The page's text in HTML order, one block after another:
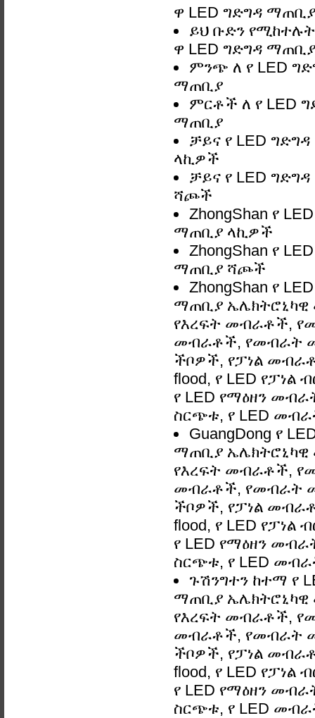
ዋ LED ግድግዳ
ይህ ቡድን
ዋ LED ግድግዳ ማጠቢያ
ምንጭ ለ የ LED
ማጠቢያ
ምርቶች ለ የ LED
ማጠቢያ
ቻይና የ LED
ላኪዎች
ቻይና የ LED
ሻጮች
ZhongShan የ
ማጠቢያ ላኪዎች
ZhongShan የ
ማጠቢያ ሻጮች
ZhongShan የ
ማጠቢያ ኤሌክትሮኒካዊ
የእረፍት መብራቶች,
መብራቶች, የመብራት
ችቦዎች, የፓነል
flood, የ LED የፓነል
የ LED የማዕዘን
ስርጭቱ, የ LED
GuangDong የ
ማጠቢያ ኤሌክትሮኒካዊ
የእረፍት መብራቶች,
መብራቶች, የመብራት
ችቦዎች, የፓነል
flood, የ LED የፓነል
የ LED የማዕዘን
ስርጭቱ, የ LED
ጉሽንግተን ከተማ የ
ማጠቢያ ኤሌክትሮኒካዊ
የእረፍት መብራቶች,
መብራቶች, የመብራት
ችቦዎች, የፓነል
flood, የ LED የፓነል
የ LED የማዕዘን
ስርጭቱ, የ LED